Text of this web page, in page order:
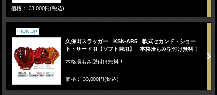
価格： 33,000円(税込)
PICK UP
久保田スラッガー KSN-AR5 軟式セカンド・ショー
ト・サード用【ソフト兼用】 本格湯もみ型付け無料！
本格湯もみ型付け無料！
価格： 33,000円(税込)